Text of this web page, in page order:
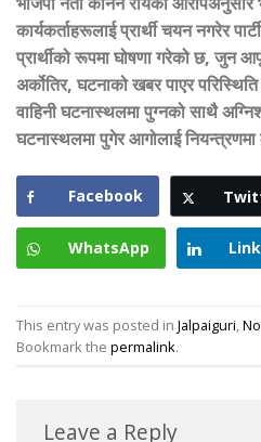
कार्यकर्ताहरूलाई प्रार्थी चयन नगरेर
प्रार्थीको रूपमा घोषणा गरेको छ, जुन
अर्कोतिर, घटनाको खबर पाएर
वाहिनी घटनास्थलमा पुग्नको साथै
घटनास्थलमा पुगेर आगोलाई नियन्त्रणमा
Facebook
WhatsApp
This entry was posted in Jalpaiguri
Bookmark the permalink.
Leave a Reply